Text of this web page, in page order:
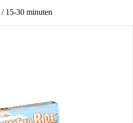
15-30 minuten